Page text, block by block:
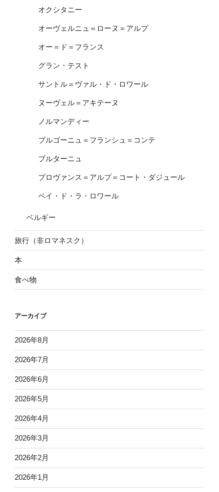
オクシタニー
オーヴェルニュ＝ローヌ＝アルプ
オー＝ド＝フランス
グラン・テスト
サントル＝ヴァル・ド・ロワール
ヌーヴェル＝アキテーヌ
ノルマンディー
ブルゴーニュ＝フランシュ＝コンテ
ブルターニュ
プロヴァンス＝アルプ＝コート・ダジュール
ペイ・ド・ラ・ロワール
ベルギー
旅行（非ロマネスク）
本
食べ物
アーカイブ
2026年8月
2026年7月
2026年6月
2026年5月
2026年4月
2026年3月
2026年2月
2026年1月